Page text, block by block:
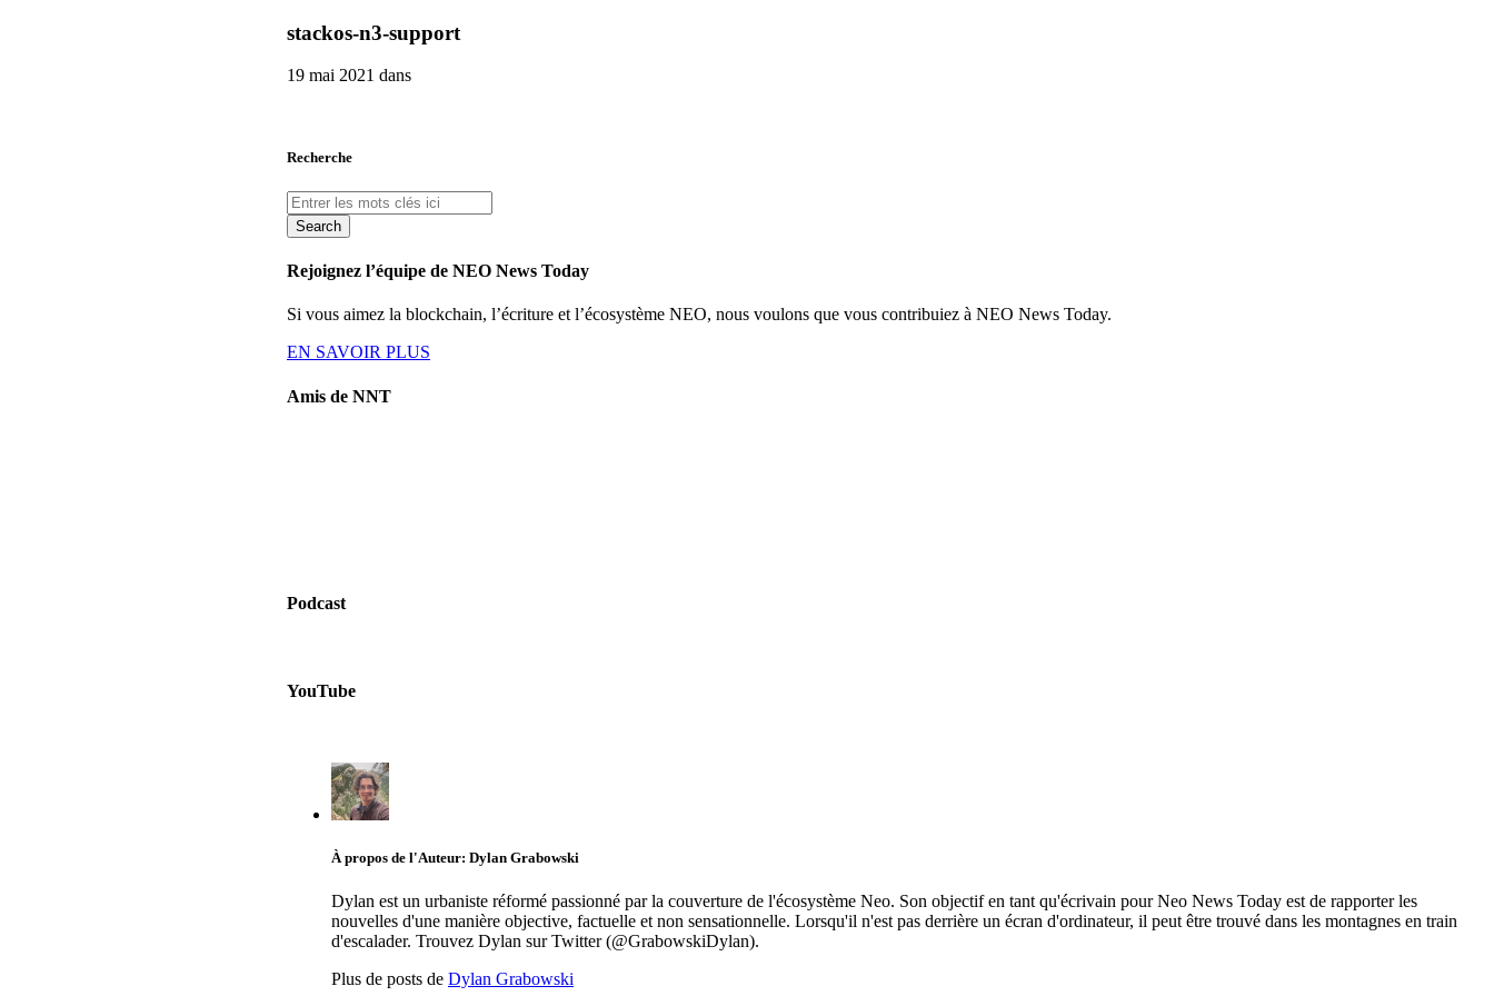
stackos-n3-support
19 mai 2021 dans
Recherche
Search
Rejoignez l’équipe de NEO News Today
Si vous aimez la blockchain, l’écriture et l’écosystème NEO, nous voulons que vous contribuiez à NEO News Today.
EN SAVOIR PLUS
Amis de NNT
Podcast
YouTube
À propos de l'Auteur: Dylan Grabowski
Dylan est un urbaniste réformé passionné par la couverture de l'écosystème Neo. Son objectif en tant qu'écrivain pour Neo News Today est de rapporter les
nouvelles d'une manière objective, factuelle et non sensationnelle. Lorsqu'il n'est pas derrière un écran d'ordinateur, il peut être trouvé dans les montagnes en train
d'escalader. Trouvez Dylan sur Twitter (@GrabowskiDylan).
Plus de posts de Dylan Grabowski